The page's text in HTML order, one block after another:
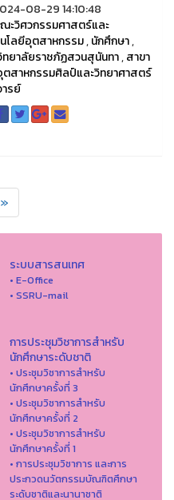
08-29 14:10:48
ะวิศวกรรมศาสตร์และ
นโลยีอุตสาหกรรม,นักศึกษา,
ทยาลัยราชภัฏสวนสุนันทา,สาขา
ตสาหกรรมศิลป์และวิทยาศาสตร์
รย์
»
ระบบสารสนเทศ
• E-Office
• SSRU-mail
การประชุมวิชาการสำหรับ
นักศึกษาระดับชาติ
• ประชุมวิชาการสำหรับ
นักศึกษาครั้งที่ 3
• ประชุมวิชาการสำหรับ
นักศึกษาครั้งที่ 2
• ประชุมวิชาการสำหรับ
นักศึกษาครั้งที่ 1
• การประชุมวิชาการ และการ
ประกวดนวัตกรรมบัณฑิตศึกษา
ระดับชาติและนานาชาติ